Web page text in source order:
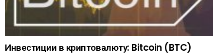
Инвестиции в криптовалюту: Bitcoin (BTC)